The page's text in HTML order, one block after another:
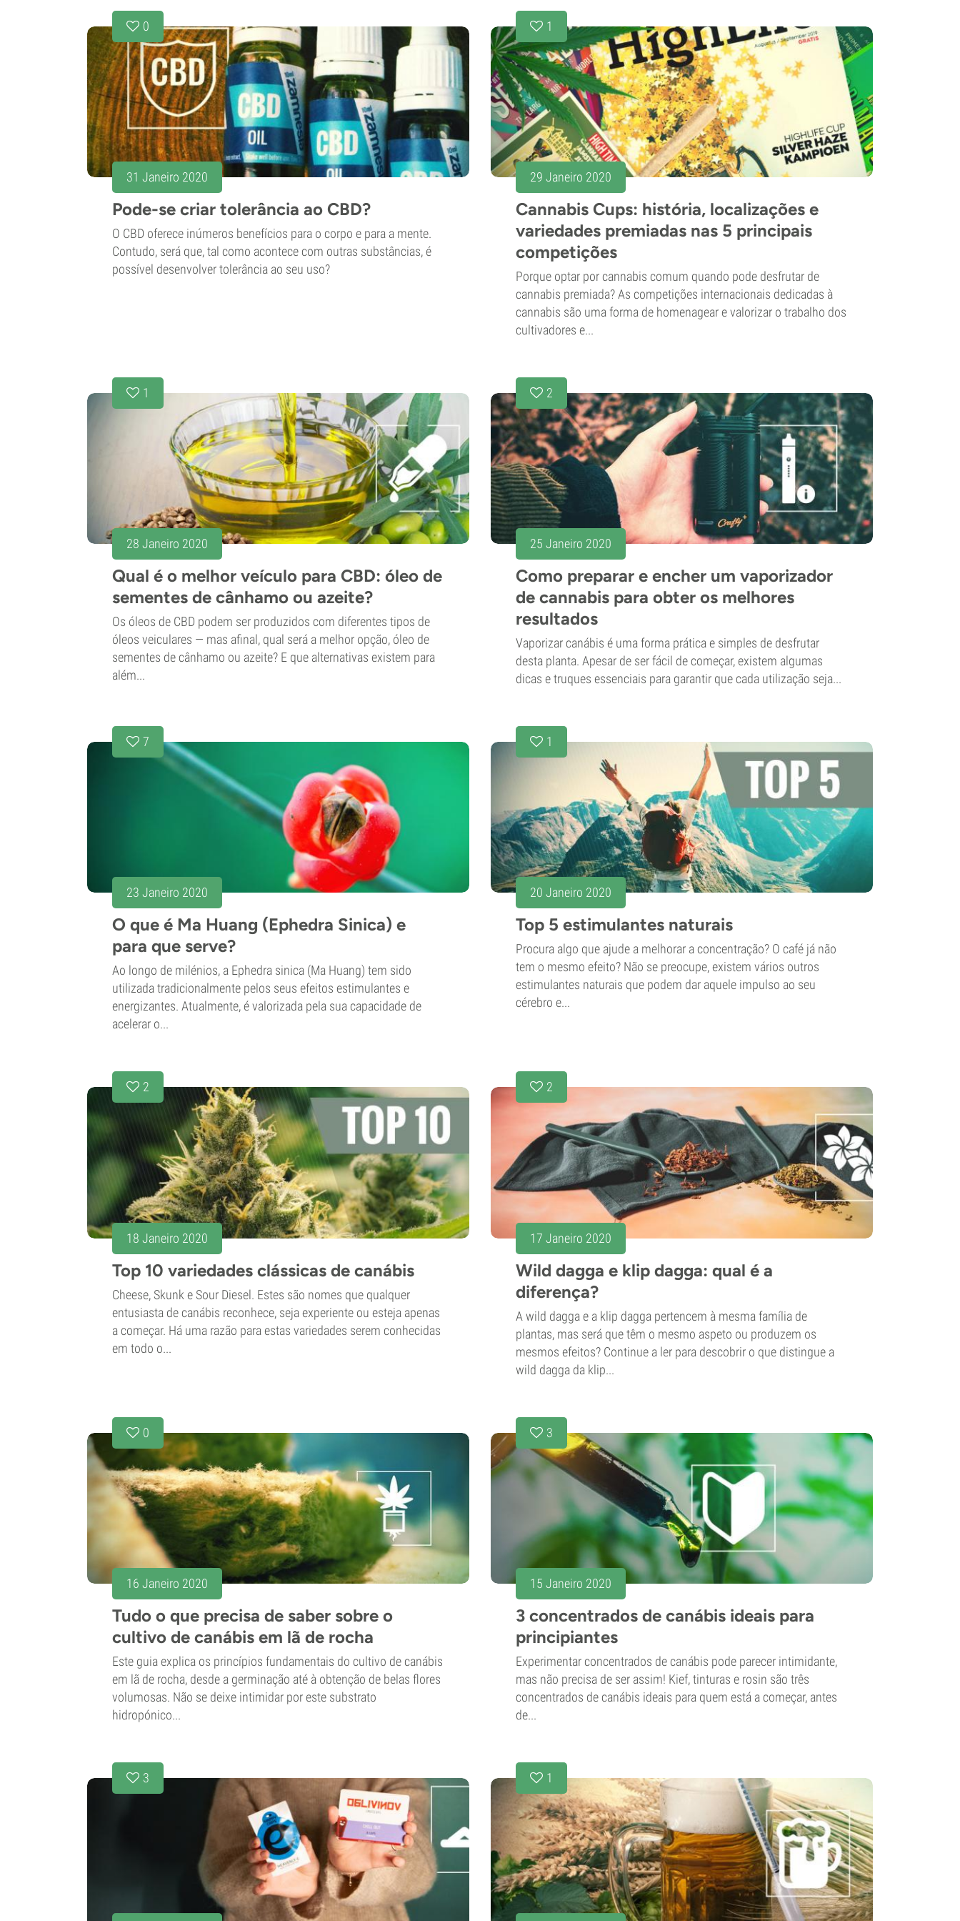
0
31 Janeiro 2020
Pode-se criar tolerância ao CBD?
O CBD oferece inúmeros benefícios para o corpo e para a mente.
Contudo, será que, tal como acontece com outras substâncias, é
possível desenvolver tolerância ao seu uso?
1
29 Janeiro 2020
Cannabis Cups: história, localizações e
variedades premiadas nas 5 principais
competições
Porque optar por cannabis comum quando pode desfrutar de
cannabis premiada? As competições internacionais dedicadas à
cannabis são uma forma de homenagear e valorizar o trabalho dos
cultivadores e...
1
28 Janeiro 2020
Qual é o melhor veículo para CBD: óleo de
sementes de cânhamo ou azeite?
Os óleos de CBD podem ser produzidos com diferentes tipos de
óleos veiculares — mas afinal, qual será a melhor opção, óleo de
sementes de cânhamo ou azeite? E que alternativas existem para
além...
2
25 Janeiro 2020
Como preparar e encher um vaporizador
de cannabis para obter os melhores
resultados
Vaporizar canábis é uma forma prática e simples de desfrutar
desta planta. Apesar de ser fácil de começar, existem algumas
dicas e truques essenciais para garantir que cada utilização seja...
7
23 Janeiro 2020
O que é Ma Huang (Ephedra Sinica) e
para que serve?
Ao longo de milénios, a Ephedra sinica (Ma Huang) tem sido
utilizada tradicionalmente pelos seus efeitos estimulantes e
energizantes. Atualmente, é valorizada pela sua capacidade de
acelerar o...
1
20 Janeiro 2020
Top 5 estimulantes naturais
Procura algo que ajude a melhorar a concentração? O café já não
tem o mesmo efeito? Não se preocupe, existem vários outros
estimulantes naturais que podem dar aquele impulso ao seu
cérebro e...
2
18 Janeiro 2020
Top 10 variedades clássicas de canábis
Cheese, Skunk e Sour Diesel. Estes são nomes que qualquer
entusiasta de canábis reconhece, seja experiente ou esteja apenas
a começar. Há uma razão para estas variedades serem conhecidas
em todo o...
2
17 Janeiro 2020
Wild dagga e klip dagga: qual é a
diferença?
A wild dagga e a klip dagga pertencem à mesma família de
plantas, mas será que têm o mesmo aspeto ou produzem os
mesmos efeitos? Continue a ler para descobrir o que distingue a
wild dagga da klip...
0
16 Janeiro 2020
Tudo o que precisa de saber sobre o
cultivo de canábis em lã de rocha
Este guia explica os princípios fundamentais do cultivo de canábis
em lã de rocha, desde a germinação até à obtenção de belas flores
volumosas. Não se deixe intimidar por este substrato
hidropónico...
3
15 Janeiro 2020
3 concentrados de canábis ideais para
principiantes
Experimentar concentrados de canábis pode parecer intimidante,
mas não precisa de ser assim! Kief, tinturas e rosin são três
concentrados de canábis ideais para quem está a começar, antes
de...
3 1